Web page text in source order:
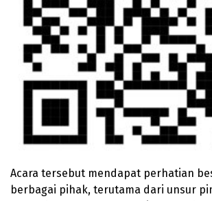
Acara tersebut mendapat perhatian
berbagai pihak, terutama dari unsur